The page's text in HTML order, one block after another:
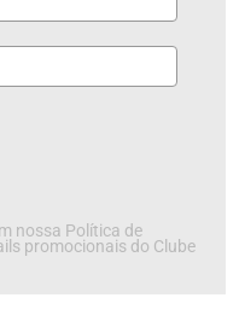
nossa Política de
promocionais do Clube